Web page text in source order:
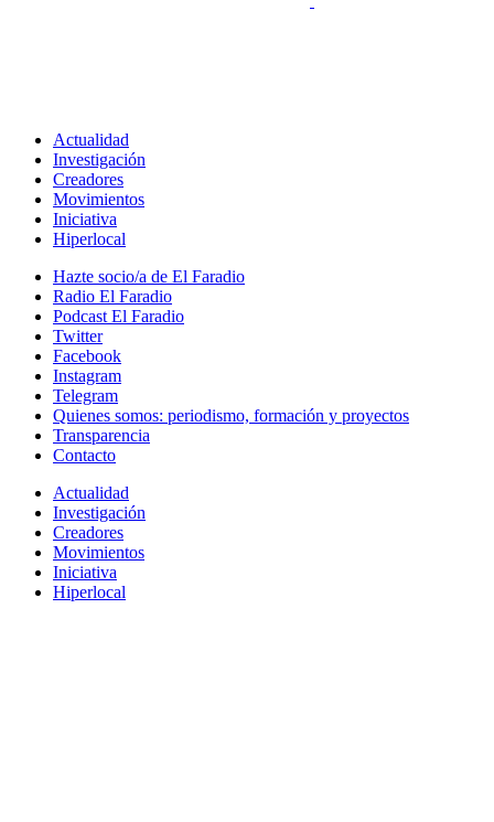
Actualidad
Investigación
Creadores
Movimientos
Iniciativa
Hiperlocal
Hazte socio/a de El Faradio
Radio El Faradio
Podcast El Faradio
Twitter
Facebook
Instagram
Telegram
Quienes somos: periodismo, formación y proyectos
Transparencia
Contacto
Actualidad
Investigación
Creadores
Movimientos
Iniciativa
Hiperlocal